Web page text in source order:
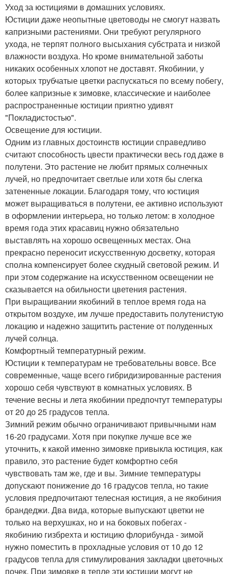
Уход за юстициями в домашних условиях.
Юстиции даже неопытные цветоводы не смогут назвать
капризными растениями. Они требуют регулярного
ухода, не терпят полного высыхания субстрата и низкой
влажности воздуха. Но кроме внимательной заботы
никаких особенных хлопот не доставят. Якобинии, у
которых трубчатые цветки распускаться по всему побегу,
более капризные к зимовке, классические и наиболее
распространенные юстиции приятно удивят
"Покладистостью".
Освещение для юстиции.
Одним из главных достоинств юстиции справедливо
считают способность цвести практически весь год даже в
полутени. Это растение не любит прямых солнечных
лучей, но предпочитает светлые или хотя бы слегка
затененные локации. Благодаря тому, что юстиция
может выращиваться в полутени, ее активно используют
в оформлении интерьера, но только летом: в холодное
время года этих красавиц нужно обязательно
выставлять на хорошо освещенных местах. Она
прекрасно переносит искусственную досветку, которая
сполна компенсирует более скудный световой режим. И
при этом содержание на искусственном освещении не
сказывается на обильности цветения растения.
При выращивании якобиний в теплое время года на
открытом воздухе, им лучше предоставить полутенистую
локацию и надежно защитить растение от полуденных
лучей солнца.
Комфортный температурный режим.
Юстиции к температурам не требовательны вовсе. Все
современные, чаще всего гибридизированные растения
хорошо себя чувствуют в комнатных условиях. В
течение весны и лета якобинии предпочтут температуры
от 20 до 25 градусов тепла.
Зимний режим обычно ограничивают привычными нам
16-20 градусами. Хотя при покупке лучше все же
уточнить, к какой именно зимовке привыкла юстиция, как
правило, это растение будет комфортно себя
чувствовать там же, где и вы. Зимние температуры
допускают понижение до 16 градусов тепла, но такие
условия предпочитают телесная юстиция, а не якобиния
брандеджи. Два вида, которые выпускают цветки не
только на верхушках, но и на боковых побегах -
якобинию гизбрехта и юстицию флорибунда - зимой
нужно поместить в прохладные условия от 10 до 12
градусов тепла для стимулирования закладки цветочных
почек. При зимовке в тепле эти юстиции могут не